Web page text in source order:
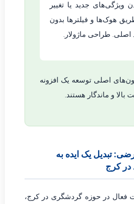
ویژگی‌های جدید یا تغییر
هوک‌ها و فیلترها بدون
طراحی ماژولار.
اصلی توسعه یک افزونه
بالا و ماندگار هستند.
تبدیل یک ایده به
در کرج
در حوزه گردشگری در کرج،